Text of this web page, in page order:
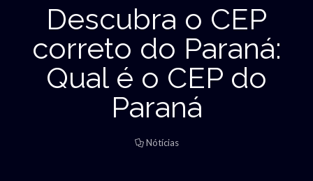
Descubra o CEP
correto do Paraná:
Qual é o CEP do
Paraná
Nótícias